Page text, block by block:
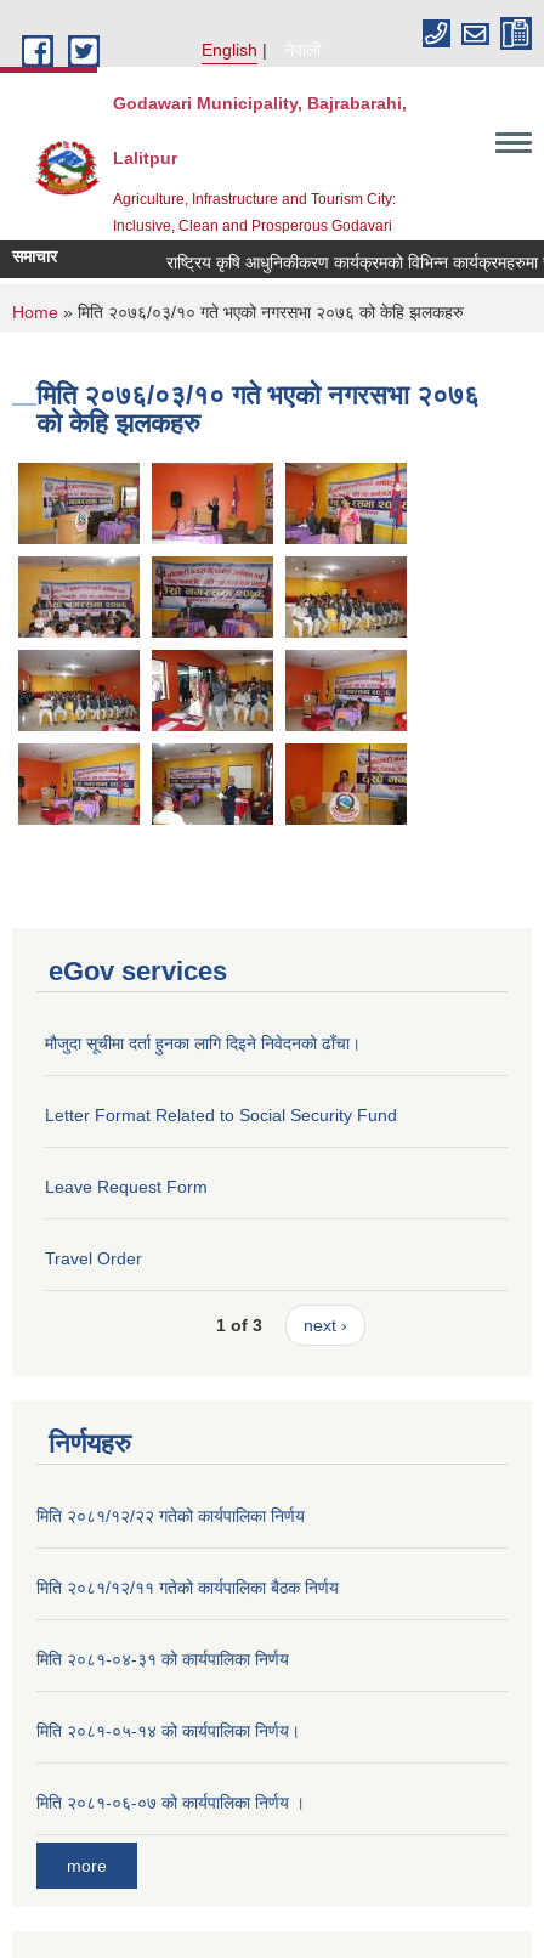
English
नेपाली
Godawari Municipality, Bajrabarahi,
Lalitpur
Agriculture, Infrastructure and Tourism City:
Inclusive, Clean and Prosperous Godavari
समाचार
You are here
Home » मिति २०७६/०३/१० गते भएको नगरसभा २०७६ को केहि झलकहरु
मिति २०७६/०३/१० गते भएको नगरसभा २०७६
को केहि झलकहरु
eGov services
मौजुदा सूचीमा दर्ता हुनका लागि दिइने निवेदनको ढाँचा।
Letter Format Related to Social Security Fund
Leave Request Form
Travel Order
1 of 3 next ›
निर्णयहरु
मिति २०८१/१२/२२ गतेको कार्यपालिका निर्णय
मिति २०८१/१२/११ गतेको कार्यपालिका बैठक निर्णय
मिति २०८१-०४-३१ को कार्यपालिका निर्णय
मिति २०८१-०५-१४ को कार्यपालिका निर्णय।
मिति २०८१-०६-०७ को कार्यपालिका निर्णय ।
more